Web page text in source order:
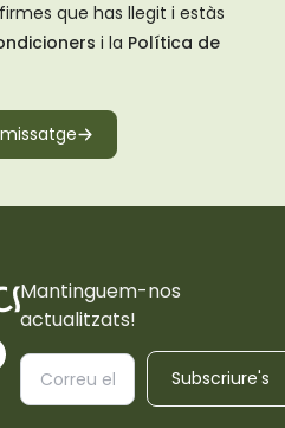
que has llegit i estàs
i la Política de
Mantinguem-nos
actualitzats!
Subscriure's